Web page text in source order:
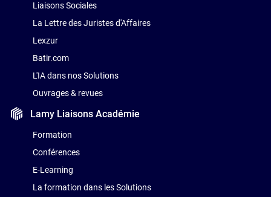
Liaisons Sociales
La Lettre des Juristes d'Affaires
Lexzur
Batir.com
L'IA dans nos Solutions
Ouvrages & revues
Lamy LiaisonsAcadémie
Formation
Conférences
E-Learning
La formation dans les Solutions